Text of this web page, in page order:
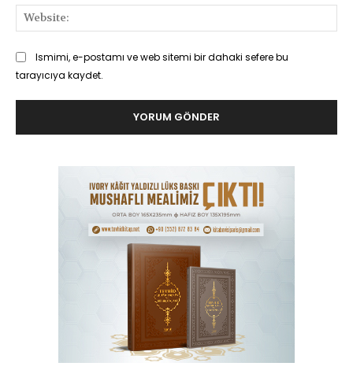
Ismimi, e-postamı ve web sitemi bir dahaki sefere bu
tarayıcıya kaydet.